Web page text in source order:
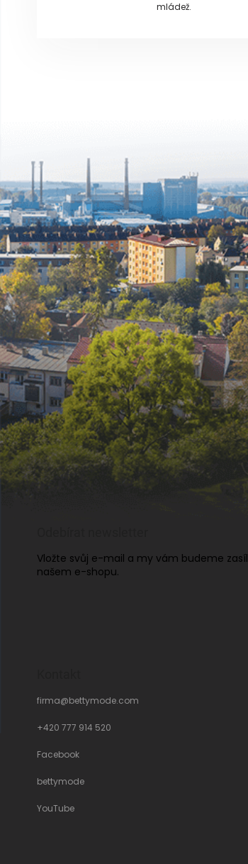
mládež.
Vložte svůj e-mail a my vám budeme
našem e-shopu.
firma@bettymode.com
+420 777 914 520
Facebook
bettymode
YouTube